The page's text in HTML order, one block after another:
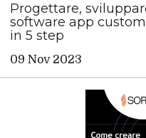
Progettare,
software app
in 5 step
09 Nov 2023